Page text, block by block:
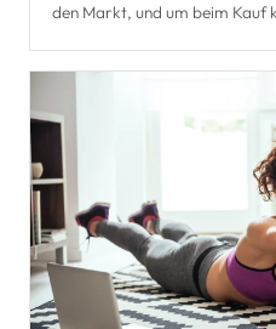
den Markt, und um beim Kauf